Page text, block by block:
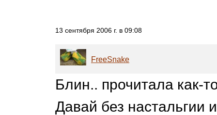
13 сентября 2006 г. в 09:08
FreeSnake
Блин.. прочитала как-
Давай без настальгии